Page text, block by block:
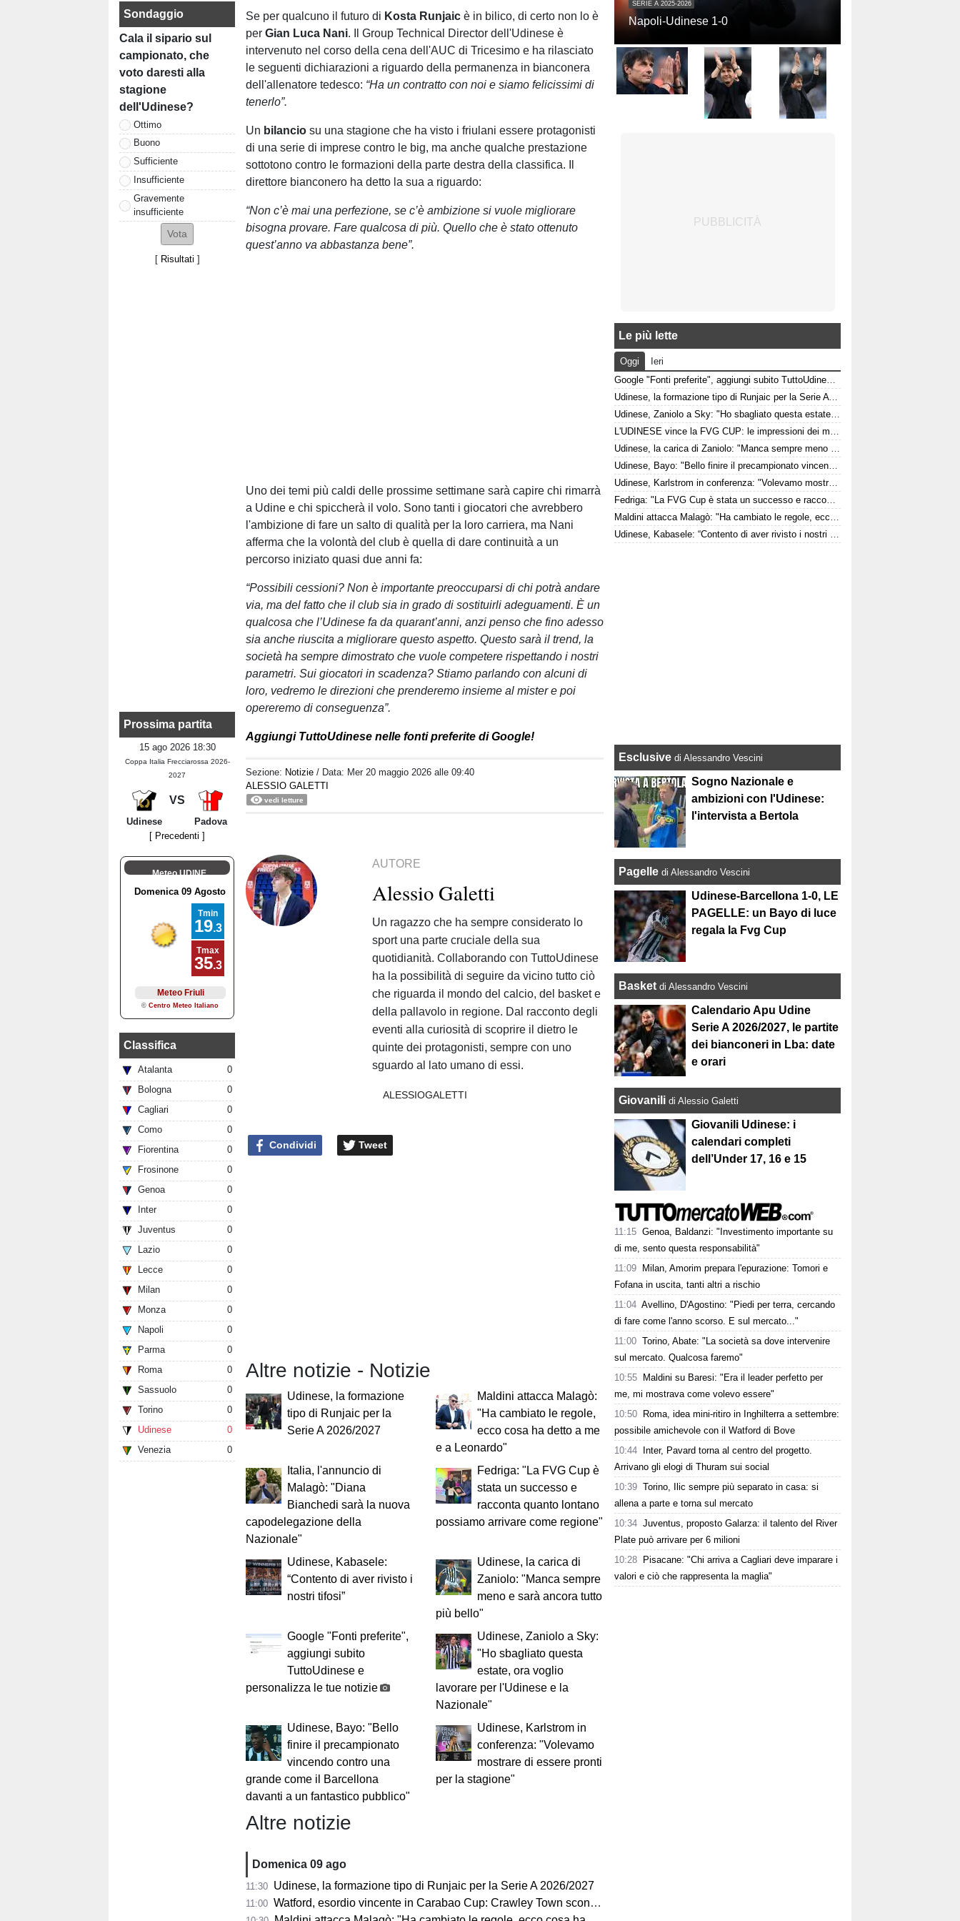
Sondaggio
Cala il sipario sul
campionato, che
voto daresti alla
stagione
dell'Udinese?
Ottimo
Buono
Sufficiente
Insufficiente
Gravemente
insufficiente
[ Risultati ]
Prossima partita
15 ago 2026 18:30
Coppa Italia Frecciarossa 2026-
2027
VS
Udinese
Padova
[ Precedenti ]
Meteo UDINE
Classifica
Atalanta
0
Bologna
0
Cagliari
0
Como
0
Fiorentina
0
Frosinone
0
Genoa
0
Inter
0
Juventus
0
Lazio
0
Lecce
0
Milan
0
Monza
0
Napoli
0
Parma
0
Roma
0
Sassuolo
0
Torino
0
Udinese
0
Venezia
0
Se per qualcuno il futuro di Kosta Runjaic è in bilico, di certo non lo è
perGian Luca Nani. Il Group Technical Director dell'Udinese è
intervenuto nel corso della cena dell'AUC di Tricesimo e ha rilasciato
le seguenti dichiarazioni a riguardo della permanenza in bianconera
dell'allenatore tedesco: “Ha un contratto con noi e siamo felicissimi di
tenerlo”.
Un bilancio su una stagione che ha visto i friulani essere protagonisti
di una serie di imprese contro le big, ma anche qualche prestazione
sottotono contro le formazioni della parte destra della classifica. Il
direttore bianconero ha detto la sua a riguardo:
“Non c’è mai una perfezione, se c’è ambizione si vuole migliorare
bisogna provare. Fare qualcosa di più. Quello che è stato ottenuto
quest’anno va abbastanza bene”.
Uno dei temi più caldi delle prossime settimane sarà capire chi rimarrà
a Udine e chi spiccherà il volo. Sono tanti i giocatori che avrebbero
l'ambizione di fare un salto di qualità per la loro carriera, ma Nani
afferma che la volontà del club è quella di dare continuità a un
percorso iniziato quasi due anni fa:
“Possibili cessioni? Non è importante preoccuparsi di chi potrà andare
via, ma del fatto che il club sia in grado di sostituirli adeguamenti. È un
qualcosa che l’Udinese fa da quarant’anni, anzi penso che fino adesso
sia anche riuscita a migliorare questo aspetto. Questo sarà il trend, la
società ha sempre dimostrato che vuole competere rispettando i nostri
parametri. Sui giocatori in scadenza? Stiamo parlando con alcuni di
loro, vedremo le direzioni che prenderemo insieme al mister e poi
opereremo di conseguenza”.
Aggiungi TuttoUdinese nelle fonti preferite di Google!
Sezione: Notizie / Data: Mer 20 maggio 2026 alle 09:40
ALESSIO GALETTI
vedi letture
AUTORE
Alessio Galetti
Un ragazzo che ha sempre considerato lo
sport una parte cruciale della sua
quotidianità. Collaborando con TuttoUdinese
ha la possibilità di seguire da vicino tutto ciò
che riguarda il mondo del calcio, del basket e
della pallavolo in regione. Dal racconto degli
eventi alla curiosità di scoprire il dietro le
quinte dei protagonisti, sempre con uno
sguardo al lato umano di essi.
ALESSIOGALETTI
Condividi Tweet
Altre notizie - Notizie
Udinese, la formazione
tipo di Runjaic per la
Serie A 2026/2027
Maldini attacca Malagò:
"Ha cambiato le regole,
ecco cosa ha detto a me
e a Leonardo"
Italia, l'annuncio di
Malagò: "Diana
Bianchedi sarà la nuova
capodelegazione della
Nazionale"
Fedriga: "La FVG Cup è
stata un successo e
racconta quanto lontano
possiamo arrivare come regione"
Udinese, Kabasele:
“Contento di aver rivisto i
nostri tifosi”
Udinese, la carica di
Zaniolo: "Manca sempre
meno e sarà ancora tutto
più bello"
Google "Fonti preferite",
aggiungi subito
TuttoUdinese e
personalizza le tue notizie
Udinese, Zaniolo a Sky:
"Ho sbagliato questa
estate, ora voglio
lavorare per l'Udinese e la
Nazionale"
Udinese, Bayo: "Bello
finire il precampionato
vincendo contro una
grande come il Barcellona
davanti a un fantastico pubblico"
Udinese, Karlstrom in
conferenza: "Volevamo
mostrare di essere pronti
per la stagione"
Altre notizie
Domenica 09 ago
11:30 Udinese, la formazione tipo di Runjaic per la Serie A 2026/2027
11:00 Watford, esordio vincente in Carabao Cup: Crawley Town sconfitto con un gol nel recupero
SERIE A 2025-2026
Napoli-Udinese 1-0
Le più lette
Oggi
Ieri
Google "Fonti preferite", aggiungi subito TuttoUdinese e personalizza le tue notizie
Udinese, la formazione tipo di Runjaic per la Serie A 2026/2027
Udinese, Zaniolo a Sky: "Ho sbagliato questa estate, ora voglio lavorare per l'Udinese e la Nazionale"
L'UDINESE vince la FVG CUP: le impressioni dei match contro Barcellona e Nottingham Forest
Udinese, la carica di Zaniolo: "Manca sempre meno e sarà ancora tutto più bello"
Udinese, Bayo: "Bello finire il precampionato vincendo contro una grande come il Barcellona davanti a un fantastico pubblico"
Udinese, Karlstrom in conferenza: "Volevamo mostrare di essere pronti per la stagione"
Fedriga: "La FVG Cup è stata un successo e racconta quanto lontano possiamo arrivare come regione"
Maldini attacca Malagò: "Ha cambiato le regole, ecco cosa ha detto a me e a Leonardo"
Udinese, Kabasele: “Contento di aver rivisto i nostri tifosi”
Esclusive di Alessandro Vescini
Sogno Nazionale e
ambizioni con l'Udinese:
l'intervista a Bertola
Pagelle di Alessandro Vescini
Udinese-Barcellona 1-0, LE
PAGELLE: un Bayo di luce
regala la Fvg Cup
Basket di Alessandro Vescini
Calendario Apu Udine
Serie A 2026/2027, le partite
dei bianconeri in Lba: date
e orari
Giovanili di Alessio Galetti
Giovanili Udinese: i
calendari completi
dell’Under 17, 16 e 15
11:15 Genoa, Baldanzi: "Investimento importante su
di me, sento questa responsabilità"
11:09
Milan, Amorim prepara l'epurazione: Tomori e
Fofana in uscita, tanti altri a rischio
11:04 Avellino, D'Agostino: "Piedi per terra, cercando
di fare come l'anno scorso. E sul mercato..."
11:00 Torino, Abate: "La società sa dove intervenire
sul mercato. Qualcosa faremo"
10:55
Maldini su Baresi: "Era il leader perfetto per
me, mi mostrava come volevo essere"
10:50
Roma, idea mini-ritiro in Inghilterra a settembre:
possibile amichevole con il Watford di Bove
10:44
Inter, Pavard torna al centro del progetto.
Arrivano gli elogi di Thuram sui social
10:39 Torino, Ilic sempre più separato in casa: si
allena a parte e torna sul mercato
10:34 Juventus, proposto Galarza: il talento del River
Plate può arrivare per 6 milioni
10:28
Pisacane: "Chi arriva a Cagliari deve imparare i
valori e ciò che rappresenta la maglia"